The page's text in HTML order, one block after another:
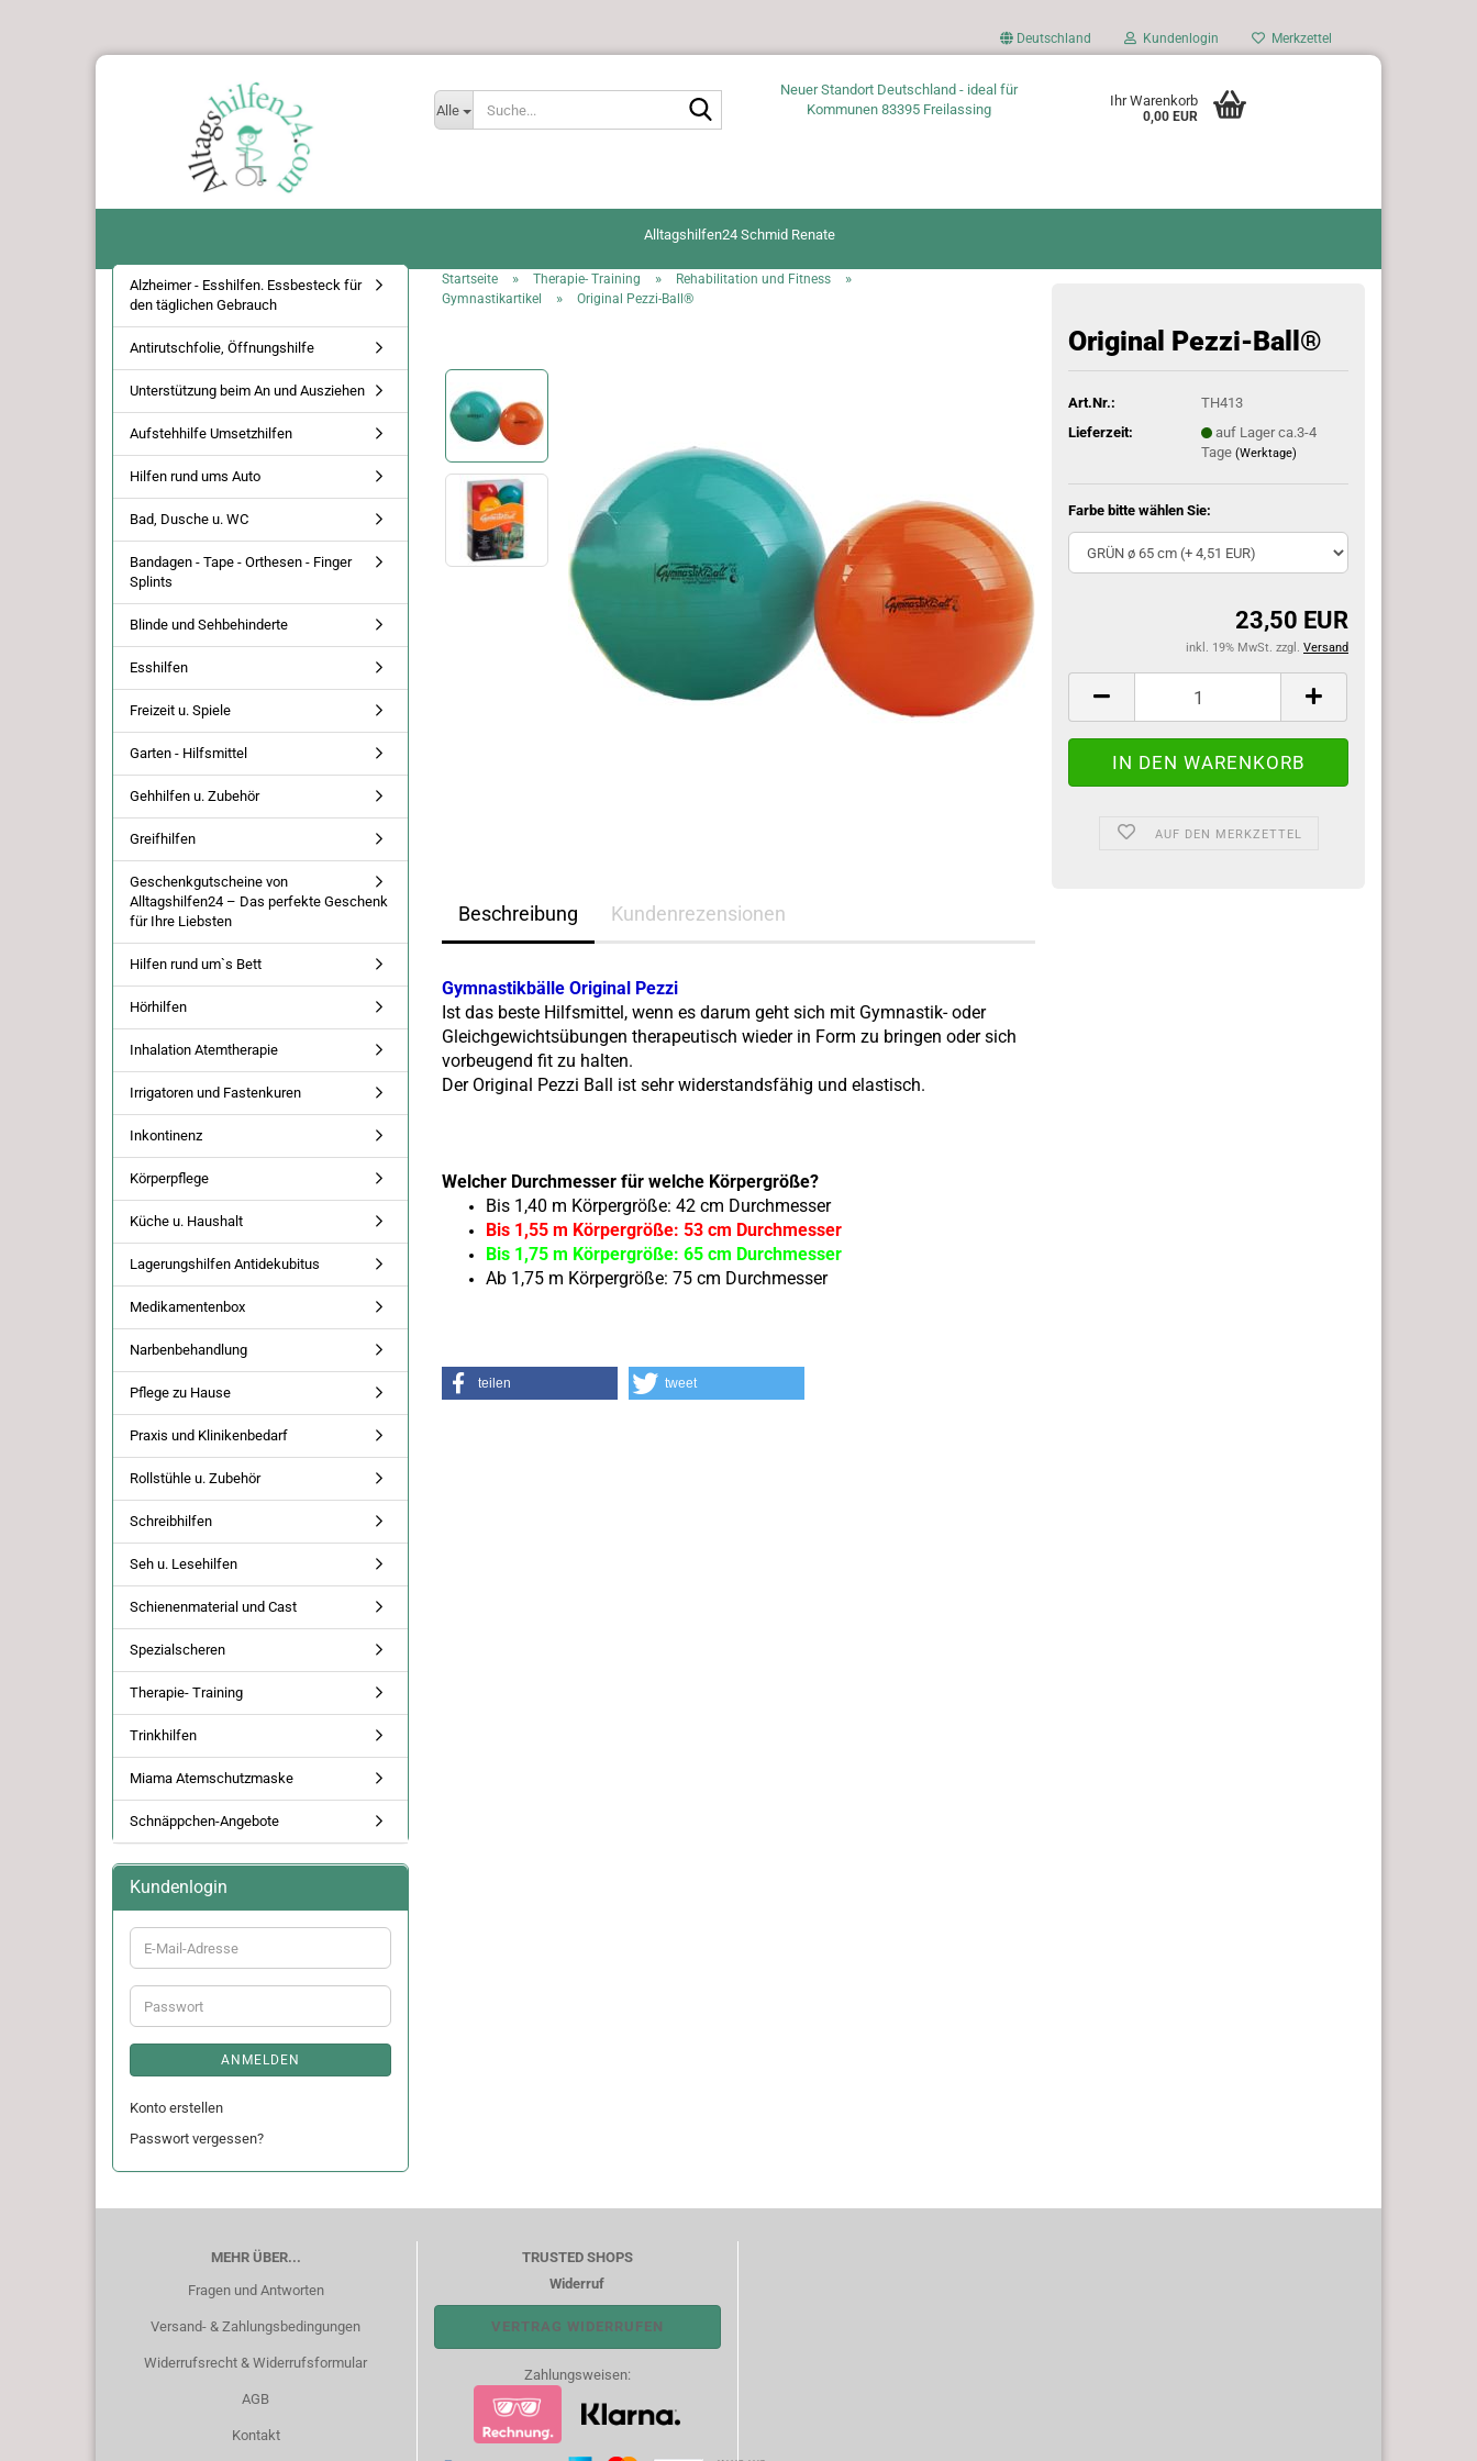
Deutschland Kundenlogin Merkzettel
Alle
Neuer Standort Deutschland - ideal für
Kommunen 83395 Freilassing
Ihr Warenkorb
0,00 EUR
Alltagshilfen24 Schmid Renate
Startseite » Therapie- Training » Rehabilitation und Fitness »
Gymnastikartikel » Original Pezzi-Ball®
Original Pezzi-Ball®
Art.Nr.:
TH413
Lieferzeit:
auf Lager ca.3-4
Tage(Werktage)
Farbe bitte wählen Sie:
23,50 EUR
inkl. 19% MwSt. zzgl. Versand
AUF DEN MERKZETTEL
Beschreibung Kundenrezensionen
Gymnastikbälle Original Pezzi
Ist das beste Hilfsmittel, wenn es darum geht sich mit Gymnastik- oder
Gleichgewichtsübungen therapeutisch wieder in Form zu bringen oder sich
vorbeugend fit zu halten.
Der Original Pezzi Ball ist sehr widerstandsfähig und elastisch.
Welcher Durchmesser für welche Körpergröße?
Bis 1,40 m Körpergröße: 42 cm Durchmesser
Bis 1,55 m Körpergröße: 53 cm Durchmesser
Bis 1,75 m Körpergröße: 65 cm Durchmesser
Ab 1,75 m Körpergröße: 75 cm Durchmesser
teilen tweet
Alzheimer - Esshilfen. Essbesteck für
den täglichen Gebrauch
Antirutschfolie, Öffnungshilfe
Unterstützung beim An und Ausziehen
Aufstehhilfe Umsetzhilfen
Hilfen rund ums Auto
Bad, Dusche u. WC
Bandagen - Tape - Orthesen - Finger
Splints
Blinde und Sehbehinderte
Esshilfen
Freizeit u. Spiele
Garten - Hilfsmittel
Gehhilfen u. Zubehör
Greifhilfen
Geschenkgutscheine von
Alltagshilfen24 – Das perfekte Geschenk
für Ihre Liebsten
Hilfen rund um`s Bett
Hörhilfen
Inhalation Atemtherapie
Irrigatoren und Fastenkuren
Inkontinenz
Körperpflege
Küche u. Haushalt
Lagerungshilfen Antidekubitus
Medikamentenbox
Narbenbehandlung
Pflege zu Hause
Praxis und Klinikenbedarf
Rollstühle u. Zubehör
Schreibhilfen
Seh u. Lesehilfen
Schienenmaterial und Cast
Spezialscheren
Therapie- Training
Trinkhilfen
Miama Atemschutzmaske
Schnäppchen-Angebote
Kundenlogin
E-
Mail-
Adresse
Passwort
ANMELDEN
Konto erstellen
Passwort vergessen?
MEHR ÜBER...
Fragen und Antworten
Versand- & Zahlungsbedingungen
Widerrufsrecht & Widerrufsformular
AGB
Kontakt
TRUSTED SHOPS
Widerruf
VERTRAG WIDERRUFEN
Zahlungsweisen: